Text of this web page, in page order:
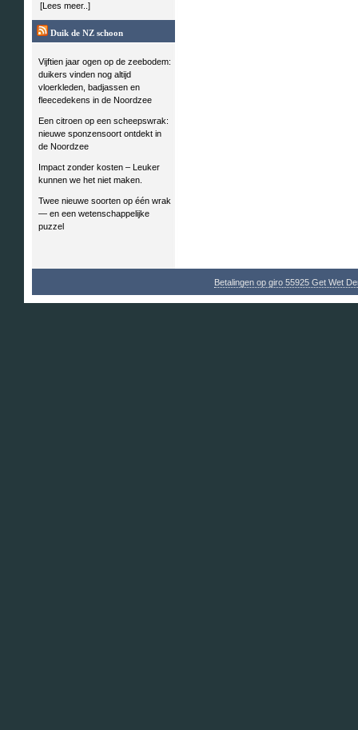
[Lees meer..]
Duik de NZ schoon
Vijftien jaar ogen op de zeebodem:
duikers vinden nog altijd
vloerkleden, badjassen en
fleecedekens in de Noordzee
Een citroen op een scheepswrak:
nieuwe sponzensoort ontdekt in
de Noordzee
Impact zonder kosten – Leuker
kunnen we het niet maken.
Twee nieuwe soorten op één wrak
— en een wetenschappelijke
puzzel
Betalingen op giro 55925 Get Wet